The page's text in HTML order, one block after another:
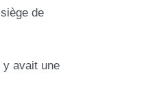
de
y avait une